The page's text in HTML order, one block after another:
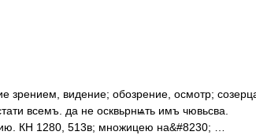
видение; обозрение, осмотр;
всемъ. да не осквьрнѩть имъ чювьсва.
КН 1280, 513в; множицею на&#8230; …